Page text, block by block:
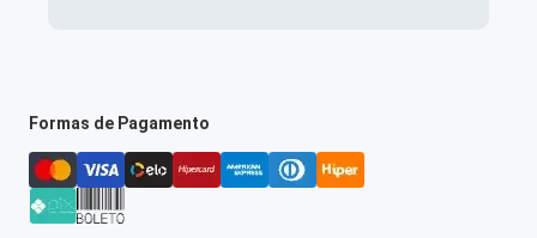
Formas de Pagamento